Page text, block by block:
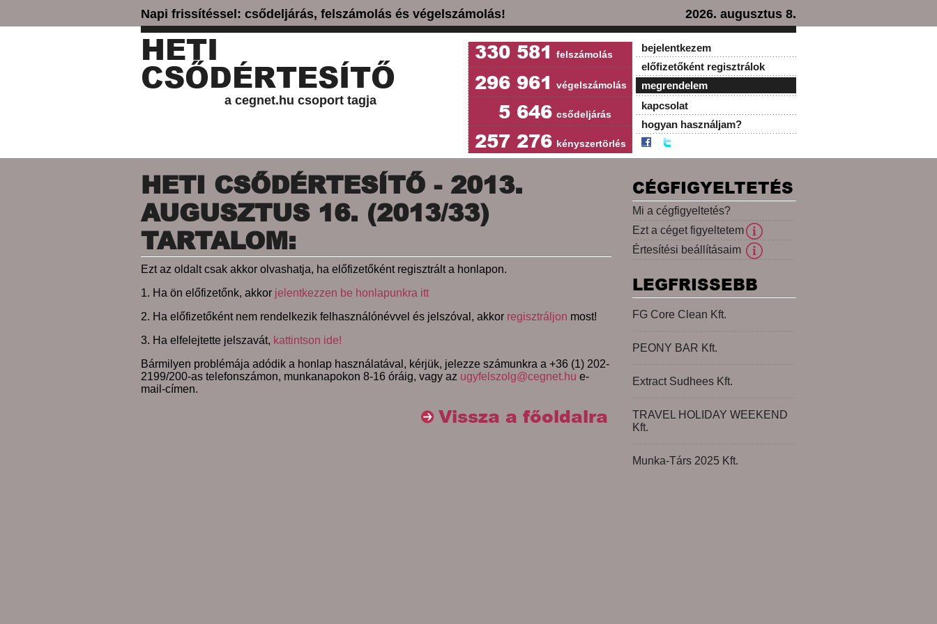
Napi frissítéssel: csődeljárás, felszámolás és végelszámolás! 2026. augusztus 8.
HETI
CSŐDÉRTESÍTŐ
a cegnet.hu csoport tagja
330 581 felszámolás
296 961 végelszámolás
5 646 csődeljárás
257 276 kényszertörlés
bejelentkezem
előfizetőként regisztrálok
megrendelem
kapcsolat
hogyan használjam?
HETI CSŐDÉRTESÍTŐ - 2013.
AUGUSZTUS 16. (2013/33)
TARTALOM:
Ezt az oldalt csak akkor olvashatja, ha előfizetőként regisztrált a honlapon.
1. Ha ön előfizetőnk, akkor jelentkezzen be honlapunkra itt
2. Ha előfizetőként nem rendelkezik felhasználónévvel és jelszóval, akkor regisztráljon most!
3. Ha elfelejtette jelszavát, kattintson ide!
Bármilyen problémája adódik a honlap használatával, kérjük, jelezze számunkra a +36 (1) 202-
2199/200-as telefonszámon, munkanapokon 8-16 óráig, vagy az ugyfelszolg@cegnet.hu e-
mail-címen.
Vissza a főoldalra
CÉGFIGYELTETÉS
Mi a cégfigyeltetés?
Ezt a céget figyeltetem
Értesítési beállításaim
LEGFRISSEBB
FG Core Clean Kft.
PEONY BAR Kft.
Extract Sudhees Kft.
TRAVEL HOLIDAY WEEKEND
Kft.
Munka-Társ 2025 Kft.